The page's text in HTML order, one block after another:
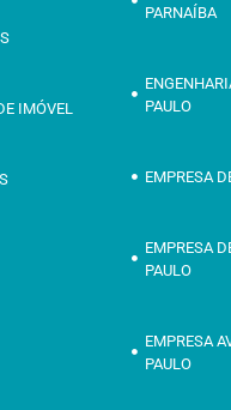
IMÓVEL
PARNAÍBA
PAULO
EMPRESA
EMPRESA
PAULO
EMPRESA
PAULO